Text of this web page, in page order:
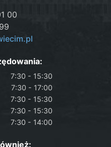
00
7:30 - 15:30
7:30 - 17:00
7:30 - 15:30
7:30 - 15:30
7:30 - 14:00